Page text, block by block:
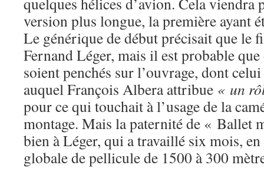
version plus longue, la première ayant
Le générique de début précisait que le
Fernand Léger, mais il est probable que
soient penchés sur l’ouvrage, dont
auquel François Albera attribue « un
pour ce qui touchait à l’usage de la
montage. Mais la paternité de « Ballet
bien à Léger, qui a travaillé six mois,
globale de pellicule de 1500 à 300